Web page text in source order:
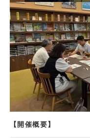
【開催概要】